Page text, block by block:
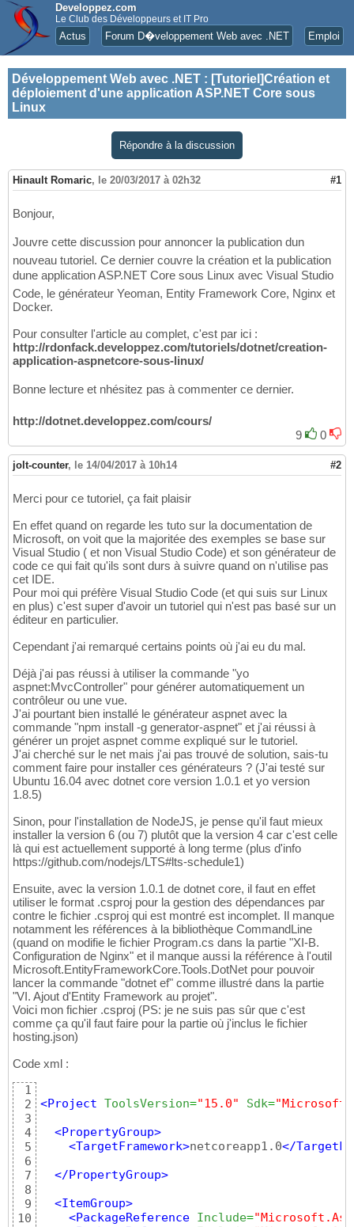
Developpez.com
Le Club des Développeurs et IT Pro
Actus Forum D�veloppement Web avec .NET Emploi
Développement Web avec .NET : [Tutoriel]Création et
déploiement d'une application ASP.NET Core sous
Linux
Répondre à la discussion
Hinault Romaric, le 20/03/2017 à 02h32 #1
Bonjour,
Jouvre cette discussion pour annoncer la publication dun
nouveau tutoriel. Ce dernier couvre la création et la publication
dune application ASP.NET Core sous Linux avec Visual Studio
Code, le générateur Yeoman, Entity Framework Core, Nginx et
Docker.
Pour consulter l'article au complet, c'est par ici :
http://rdonfack.developpez.com/tutoriels/dotnet/creation-
application-aspnetcore-sous-linux/
Bonne lecture et nhésitez pas à commenter ce dernier.
http://dotnet.developpez.com/cours/
9
0
jolt-counter, le 14/04/2017 à 10h14 #2
Merci pour ce tutoriel, ça fait plaisir
En effet quand on regarde les tuto sur la documentation de
Microsoft, on voit que la majoritée des exemples se base sur
Visual Studio ( et non Visual Studio Code) et son générateur de
code ce qui fait qu'ils sont durs à suivre quand on n'utilise pas
cet IDE.
Pour moi qui préfère Visual Studio Code (et qui suis sur Linux
en plus) c'est super d'avoir un tutoriel qui n'est pas basé sur un
éditeur en particulier.
Cependant j'ai remarqué certains points où j'ai eu du mal.
Déjà j'ai pas réussi à utiliser la commande "yo
aspnet:MvcController" pour générer automatiquement un
contrôleur ou une vue.
J'ai pourtant bien installé le générateur aspnet avec la
commande "npm install -g generator-aspnet" et j'ai réussi à
générer un projet aspnet comme expliqué sur le tutoriel.
J'ai cherché sur le net mais j'ai pas trouvé de solution, sais-tu
comment faire pour installer ces générateurs ? (J'ai testé sur
Ubuntu 16.04 avec dotnet core version 1.0.1 et yo version
1.8.5)
Sinon, pour l'installation de NodeJS, je pense qu'il faut mieux
installer la version 6 (ou 7) plutôt que la version 4 car c'est celle
là qui est actuellement supporté à long terme (plus d'info
https://github.com/nodejs/LTS#lts-schedule1)
Ensuite, avec la version 1.0.1 de dotnet core, il faut en effet
utiliser le format .csproj pour la gestion des dépendances par
contre le fichier .csproj qui est montré est incomplet. Il manque
notamment les références à la bibliothèque CommandLine
(quand on modifie le fichier Program.cs dans la partie "XI-B.
Configuration de Nginx" et il manque aussi la référence à l'outil
Microsoft.EntityFrameworkCore.Tools.DotNet pour pouvoir
lancer la commande "dotnet ef" comme illustré dans la partie
"VI. Ajout d'Entity Framework au projet".
Voici mon fichier .csproj (PS: je ne suis pas sûr que c'est
comme ça qu'il faut faire pour la partie où j'inclus le fichier
hosting.json)
Code xml :
1
2
3
4
5
6
7
8
9
10
<Project ToolsVersion="15.0" Sdk=
<PropertyGroup>
<TargetFramework>netcoreapp1.0</
</PropertyGroup>
<ItemGroup>
<PackageReference Include=